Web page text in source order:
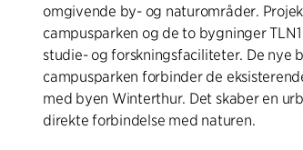
omgivende by- og naturområder.
campusparken og de to bygninger
studie- og forskningsfaciliteter. De nye
campusparken forbinder de
med byen Winterthur. Det skaber en
direkte forbindelse med naturen.